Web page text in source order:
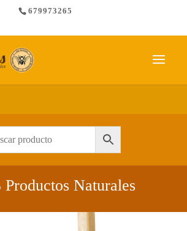
679973265
a partir de 65 €
Productos Naturales